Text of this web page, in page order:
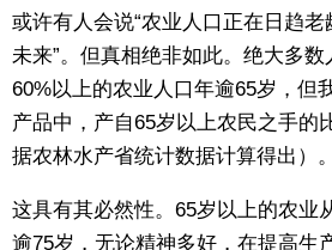
或许有人会说“农业人口正在日趋
未来”。但真相绝非如此。绝大多
60%以上的农业人口年逾65岁，但
产品中，产自65岁以上农民之手的
据农林水产省统计数据计算得出）。
这具有其必然性。65岁以上的农业
逾75岁，无论精神多好，在提高生